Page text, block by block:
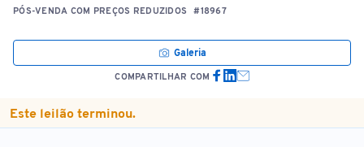
PÓS-VENDA COM PREÇOS REDUZIDOS #18967
Galeria
COMPARTILHAR COM
Este leilão terminou.